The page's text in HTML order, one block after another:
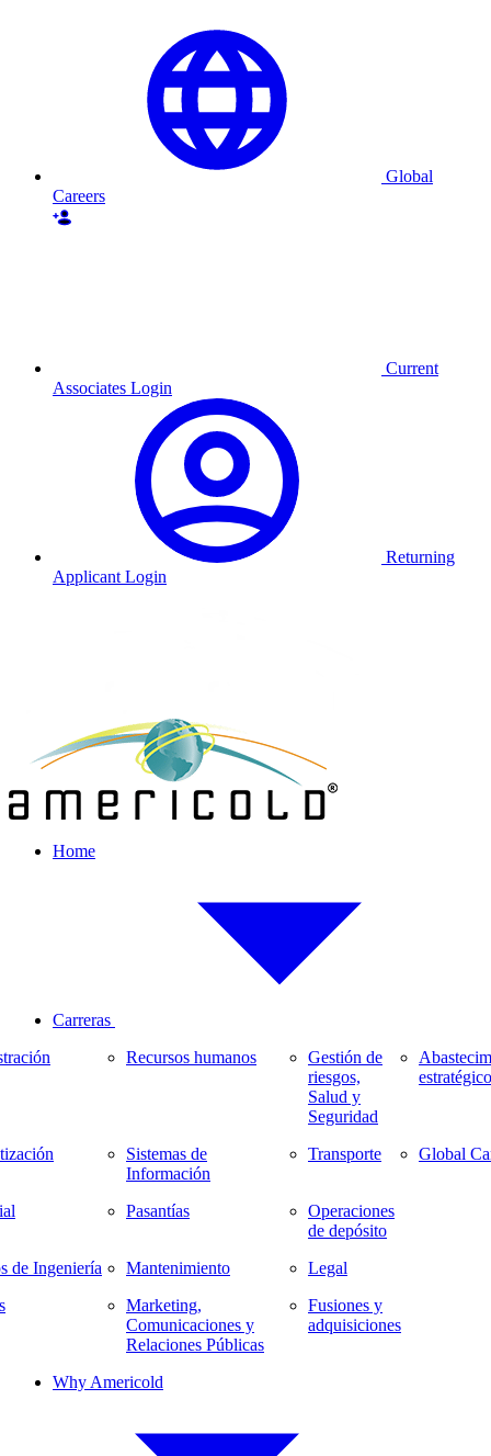
Global
Careers
Current
Associates Login
Returning
Applicant Login
Home
Carreras
de Ingeniería
Recursos humanos
Sistemas de
Información
Pasantías
Mantenimiento
Marketing,
Comunicaciones y
Relaciones Públicas
Gestión de
riesgos,
Salud y
Seguridad
Transporte
Operaciones
de depósito
Legal
Fusiones y
adquisiciones
estratégico
Global
Why Americold